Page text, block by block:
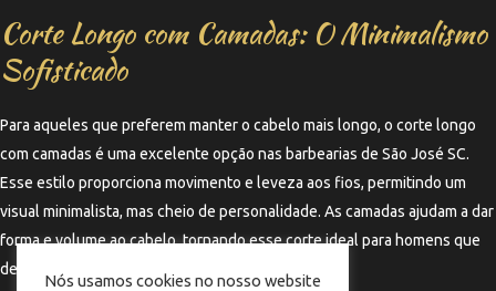
Corte Longo com Camadas: O Minimalismo
Sofisticado
Para aqueles que preferem manter o cabelo mais longo, o corte longo
com camadas é uma excelente opção nas barbearias de São José SC.
Esse estilo proporciona movimento e leveza aos fios, permitindo um
visual minimalista, mas cheio de personalidade. As camadas ajudam a dar
forma e volume ao cabelo, tornando esse corte ideal para homens que
desejam um estilo mais descontraído e moderno.
Nós usamos cookies no nosso website